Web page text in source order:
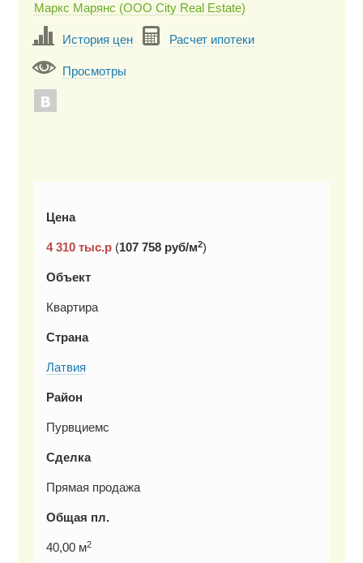
Маркс Марянс (ООО City Real Estate)
История цен Расчет ипотеки
Просмотры
Цена
4 310 тыс.р (107 758 руб/м2)
Объект
Квартира
Страна
Латвия
Район
Пурвциемс
Сделка
Прямая продажа
Общая пл.
40,00 м2